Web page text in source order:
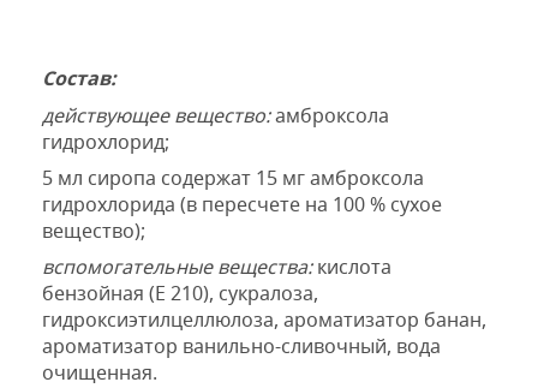
Состав:
действующее вещество:амброксола
гидрохлорид;
5 мл сиропа содержат 15 мг амброксола
гидрохлорида (в пересчете на 100 % сухое
вещество);
вспомогательные вещества:кислота
бензойная (Е 210), сукралоза,
гидроксиэтилцеллюлоза, ароматизатор банан,
ароматизатор ванильно-сливочный, вода
очищенная.